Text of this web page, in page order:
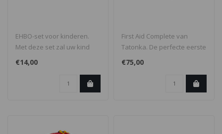
EHBO-set voor kinderen.
Met deze set zal uw kind
ideaal voorbereid zijn op
een `..
€14,00
First Aid Complete van
Tatonka. De perfecte eerste
hulp-uitrusting voor alle
Out..
€75,00